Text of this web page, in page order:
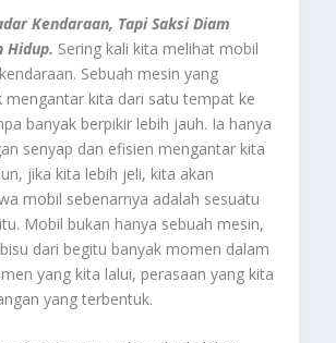
Kendaraan, Tapi Saksi Diam
Hidup. Sering kali kita melihat mobil
Sebuah mesin yang
mengantar kita dari satu tempat ke
banyak berpikir lebih jauh. Ia hanya
senyap dan efisien mengantar kita
jika kita lebih jeli, kita akan
mobil sebenarnya adalah sesuatu
Mobil bukan hanya sebuah mesin,
dari begitu banyak momen dalam
yang kita lalui, perasaan yang kita
yang terbentuk.